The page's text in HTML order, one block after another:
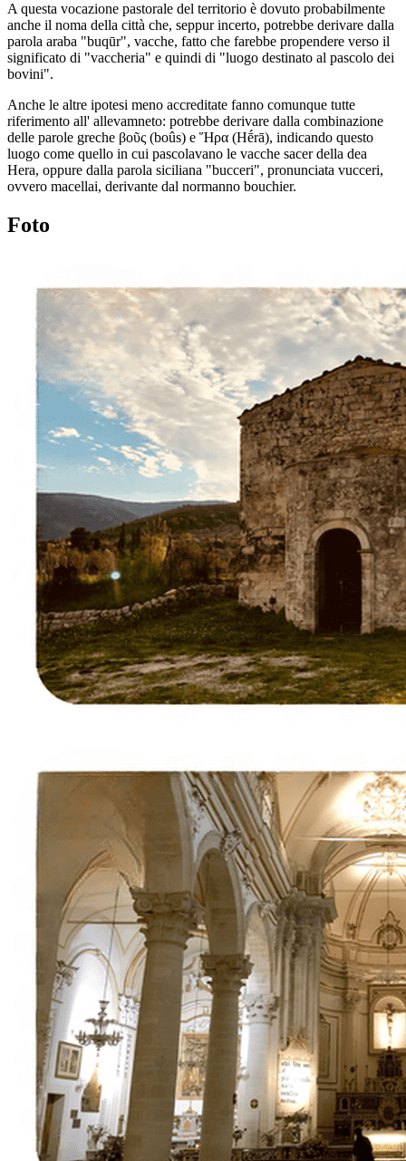
A questa vocazione pastorale del territorio è dovuto probabilmente
anche il noma della città che, seppur incerto, potrebbe derivare dalla
parola araba "buqūr", vacche, fatto che farebbe propendere verso il
significato di "vaccheria" e quindi di "luogo destinato al pascolo dei
bovini".
Anche le altre ipotesi meno accreditate fanno comunque tutte
riferimento all' allevamneto: potrebbe derivare dalla combinazione
delle parole greche βοῦς (boûs) e Ἥρα (Hḗrā), indicando questo
luogo come quello in cui pascolavano le vacche sacer della dea
Hera, oppure dalla parola siciliana "bucceri", pronunciata vucceri,
ovvero macellai, derivante dal normanno bouchier.
Foto